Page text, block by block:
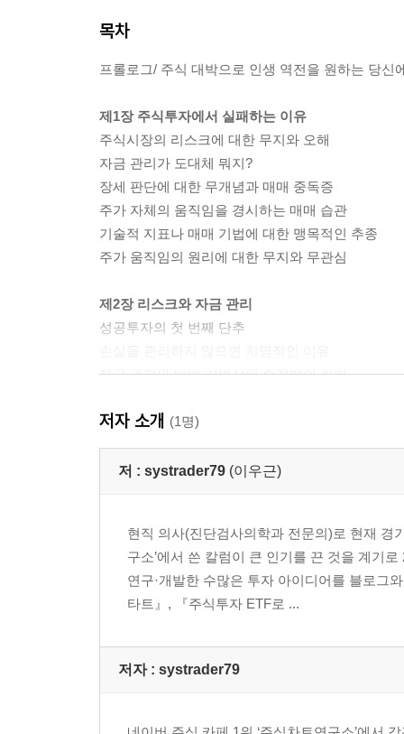
목차
프롤로그/ 주식 대박으로 인생 역전을 원하는 당신
제1장 주식투자에서 실패하는 이유
주식시장의 리스크에 대한 무지와 오해
자금 관리가 도대체 뭐지?
장세 판단에 대한 무개념과 매매 중독증
주가 자체의 움직임을 경시하는 매매 습관
기술적 지표나 매매 기법에 대한 맹목적인 추종
주가 움직임의 원리에 대한 무지와 무관심
제2장 리스크와 자금 관리
성공투자의 첫 번째 단추
자금 관리와 매매 기법상의 손절매의 차이
2% 룰의 위력
자금 관리의 실제
개별 종목의 움직임이 시장의 움직임에서 벗어날
장세 판단의 기준을 세워라
상승 추세를 정의하는 법
상승 추세장에서만 매매해야 하는 이유
손실은 작게 수익은 크게
승률에 대한 오해
저자 소개 (1명)
저 : systrader79 (이우근)
현직 의사(진단검사의학과 전문의)로 현재 경
구소’에서 쓴 칼럼이 큰 인기를 끈 것을 계기
연구·개발한 수많은 투자 아이디어를 블로그
타트』, 『주식투자 ETF로 ...
저자 : systrader79